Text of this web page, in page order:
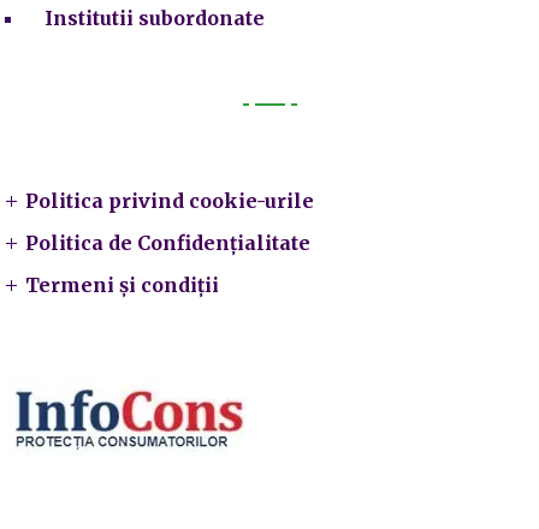
Institutii subordonate
Politica privind cookie-urile
Politica de Confidențialitate
Termeni și condiții